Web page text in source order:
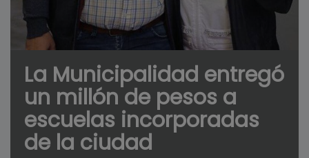
La Municipalidad entregó
un millón de pesos a
escuelas incorporadas
de la ciudad